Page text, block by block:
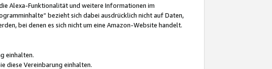
Alexa-Funktionalität und weitere Informationen im
bezieht sich dabei ausdrücklich nicht auf Daten,
bei denen es sich nicht um eine Amazon-Website handelt.
einhalten.
diese Vereinbarung einhalten.